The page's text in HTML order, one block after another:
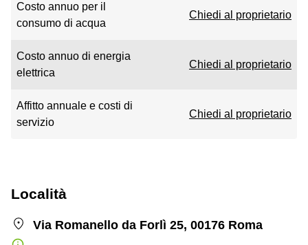
Costo annuo per il
consumo di acqua
Chiedi al proprietario
Costo annuo di energia
elettrica
Chiedi al proprietario
Affitto annuale e costi di
servizio
Chiedi al proprietario
Località
Via Romanello da Forlì 25, 00176 Roma